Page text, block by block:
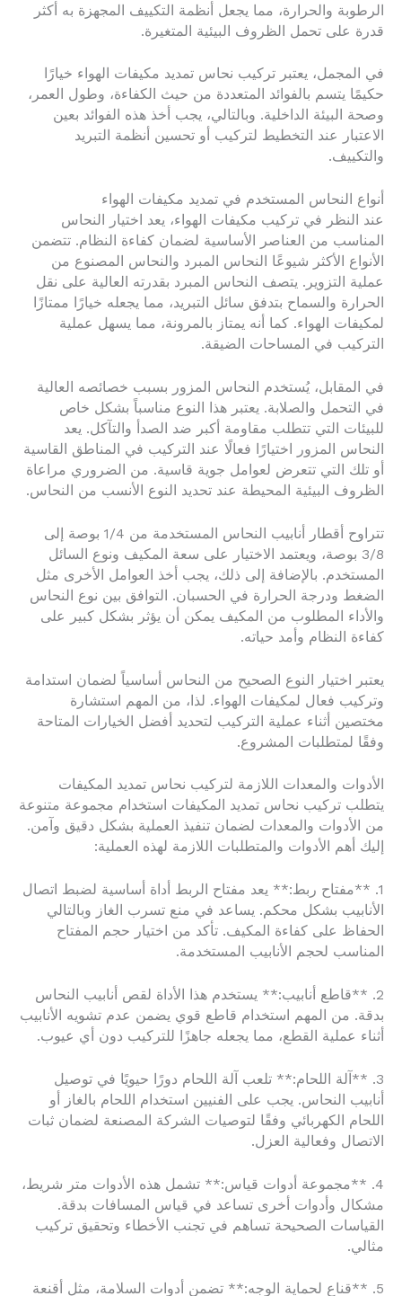
الرطوبة والحرارة، مما يجعل أنظمة التكييف المجهزة به أكثر
قدرة على تحمل الظروف البيئية المتغيرة.
في المجمل، يعتبر تركيب نحاس تمديد مكيفات الهواء خيارًا
حكيمًا يتسم بالفوائد المتعددة من حيث الكفاءة، وطول العمر،
وصحة البيئة الداخلية. وبالتالي، يجب أخذ هذه الفوائد بعين
الاعتبار عند التخطيط لتركيب أو تحسين أنظمة التبريد
والتكييف.
أنواع النحاس المستخدم في تمديد مكيفات الهواء
عند النظر في تركيب مكيفات الهواء، يعد اختيار النحاس
المناسب من العناصر الأساسية لضمان كفاءة النظام. تتضمن
الأنواع الأكثر شيوعًا النحاس المبرد والنحاس المصنوع من
عملية التزوير. يتصف النحاس المبرد بقدرته العالية على نقل
الحرارة والسماح بتدفق سائل التبريد، مما يجعله خيارًا ممتازًا
لمكيفات الهواء. كما أنه يمتاز بالمرونة، مما يسهل عملية
التركيب في المساحات الضيقة.
في المقابل، يُستخدم النحاس المزور بسبب خصائصه العالية
في التحمل والصلابة. يعتبر هذا النوع مناسباً بشكل خاص
للبيئات التي تتطلب مقاومة أكبر ضد الصدأ والتآكل. يعد
النحاس المزور اختيارًا فعالًا عند التركيب في المناطق القاسية
أو تلك التي تتعرض لعوامل جوية قاسية. من الضروري مراعاة
الظروف البيئية المحيطة عند تحديد النوع الأنسب من النحاس.
تتراوح أقطار أنابيب النحاس المستخدمة من 1/4 بوصة إلى
3/8 بوصة، ويعتمد الاختيار على سعة المكيف ونوع السائل
المستخدم. بالإضافة إلى ذلك، يجب أخذ العوامل الأخرى مثل
الضغط ودرجة الحرارة في الحسبان. التوافق بين نوع النحاس
والأداء المطلوب من المكيف يمكن أن يؤثر بشكل كبير على
كفاءة النظام وأمد حياته.
يعتبر اختيار النوع الصحيح من النحاس أساسياً لضمان استدامة
وتركيب فعال لمكيفات الهواء. لذا، من المهم استشارة
مختصين أثناء عملية التركيب لتحديد أفضل الخيارات المتاحة
وفقًا لمتطلبات المشروع.
الأدوات والمعدات اللازمة لتركيب نحاس تمديد المكيفات
يتطلب تركيب نحاس تمديد المكيفات استخدام مجموعة متنوعة
من الأدوات والمعدات لضمان تنفيذ العملية بشكل دقيق وآمن.
إليك أهم الأدوات والمتطلبات اللازمة لهذه العملية:
1. **مفتاح ربط:** يعد مفتاح الربط أداة أساسية لضبط اتصال
الأنابيب بشكل محكم. يساعد في منع تسرب الغاز وبالتالي
الحفاظ على كفاءة المكيف. تأكد من اختيار حجم المفتاح
المناسب لحجم الأنابيب المستخدمة.
2. **قاطع أنابيب:** يستخدم هذا الأداة لقص أنابيب النحاس
بدقة. من المهم استخدام قاطع قوي يضمن عدم تشويه الأنابيب
أثناء عملية القطع، مما يجعله جاهزًا للتركيب دون أي عيوب.
3. **آلة اللحام:** تلعب آلة اللحام دورًا حيويًا في توصيل
أنابيب النحاس. يجب على الفنيين استخدام اللحام بالغاز أو
اللحام الكهربائي وفقًا لتوصيات الشركة المصنعة لضمان ثبات
الاتصال وفعالية العزل.
4. **مجموعة أدوات قياس:** تشمل هذه الأدوات متر شريط،
مشكال وأدوات أخرى تساعد في قياس المسافات بدقة.
القياسات الصحيحة تساهم في تجنب الأخطاء وتحقيق تركيب
مثالي.
5. **قناع لحماية الوجه:** تضمن أدوات السلامة، مثل أقنعة